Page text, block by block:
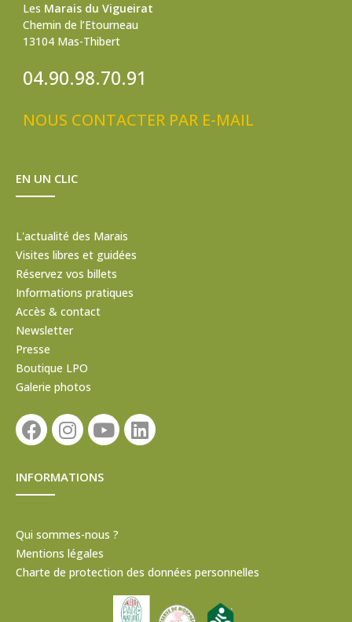
Les Marais du Vigueirat
Chemin de l’Etourneau
13104 Mas-Thibert
04.90.98.70.91
NOUS CONTACTER PAR E-MAIL
EN UN CLIC
L'actualité des Marais
Visites libres et guidées
Réservez vos billets
Informations pratiques
Accès & contact
Newsletter
Presse
Boutique LPO
Galerie photos
INFORMATIONS
Qui sommes-nous ?
Mentions légales
Charte de protection des données personnelles